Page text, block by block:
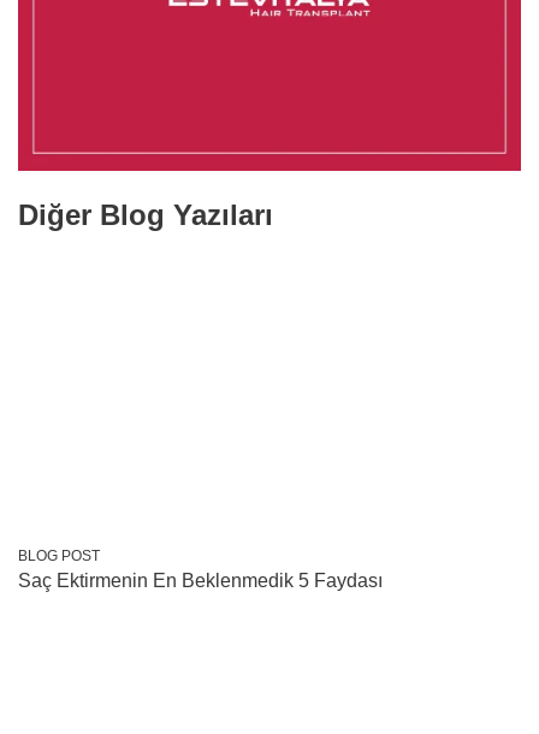
Diğer Blog Yazıları
BLOG POST
Saç Ektirmenin En Beklenmedik 5 Faydası